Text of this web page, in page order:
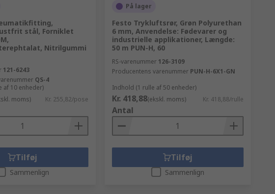
stål, Forniklet
Nitrilgummi
121-6243
QS-4
af 10 enheder)
moms) Kr. 255,82/pose
Tilføj
Sammenlign
På lager
Festo Trykluftsrør, Grøn Polyurethan
6 mm, Anvendelse: Fødevarer og
industrielle applikationer, Længde:
50 m PUN-H, 60
RS-varenummer 126-3109
Producentens varenummer PUN-H-6X1-GN
Indhold (1 rulle af 50 enheder)
Kr. 418,88(ekskl. moms) Kr. 418,88/rulle
Antal
Tilføj
Sammenlign